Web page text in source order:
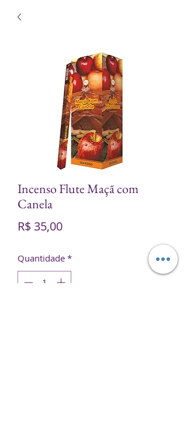
Incenso Flute Maçã com
Canela
R$ 35,00Preço
Quantidade *